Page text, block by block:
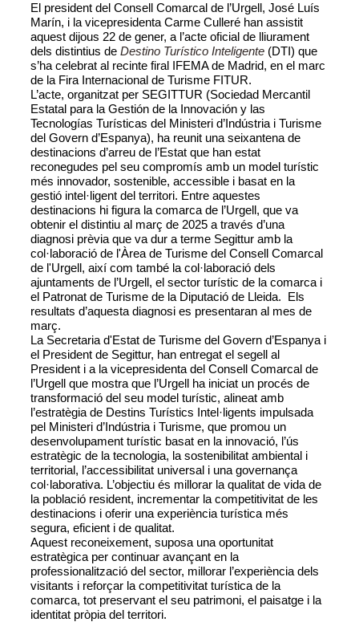
El president del Consell Comarcal de l’Urgell, José Luís
Marín, i la vicepresidenta Carme Culleré han assistit
aquest dijous 22 de gener, a l’acte oficial de lliurament
dels distintius de Destino Turístico Inteligente (DTI) que
s’ha celebrat al recinte firal IFEMA de Madrid, en el marc
de la Fira Internacional de Turisme FITUR.
L’acte, organitzat per SEGITTUR (Sociedad Mercantil
Estatal para la Gestión de la Innovación y las
Tecnologías Turísticas del Ministeri d’Indústria i Turisme
del Govern d’Espanya), ha reunit una seixantena de
destinacions d’arreu de l’Estat que han estat
reconegudes pel seu compromís amb un model turístic
més innovador, sostenible, accessible i basat en la
gestió intel·ligent del territori. Entre aquestes
destinacions hi figura la comarca de l’Urgell, que va
obtenir el distintiu al març de 2025 a través d’una
diagnosi prèvia que va dur a terme Segittur amb la
col·laboració de l'Àrea de Turisme del Consell Comarcal
de l'Urgell, així com també la col·laboració dels
ajuntaments de l’Urgell, el sector turístic de la comarca i
el Patronat de Turisme de la Diputació de Lleida. Els
resultats d’aquesta diagnosi es presentaran al mes de
març.
La Secretaria d'Estat de Turisme del Govern d’Espanya i
el President de Segittur, han entregat el segell al
President i a la vicepresidenta del Consell Comarcal de
l’Urgell que mostra que l’Urgell ha iniciat un procés de
transformació del seu model turístic, alineat amb
l’estratègia de Destins Turístics Intel·ligents impulsada
pel Ministeri d’Indústria i Turisme, que promou un
desenvolupament turístic basat en la innovació, l’ús
estratègic de la tecnologia, la sostenibilitat ambiental i
territorial, l’accessibilitat universal i una governança
col·laborativa. L’objectiu és millorar la qualitat de vida de
la població resident, incrementar la competitivitat de les
destinacions i oferir una experiència turística més
segura, eficient i de qualitat.
Aquest reconeixement, suposa una oportunitat
estratègica per continuar avançant en la
professionalització del sector, millorar l’experiència dels
visitants i reforçar la competitivitat turística de la
comarca, tot preservant el seu patrimoni, el paisatge i la
identitat pròpia del territori.